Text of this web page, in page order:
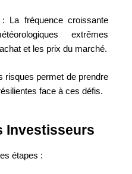
La fréquence croissante
extrêmes
et les prix du marché.
risques permet de prendre
face à ces défis.
Investisseurs
étapes :